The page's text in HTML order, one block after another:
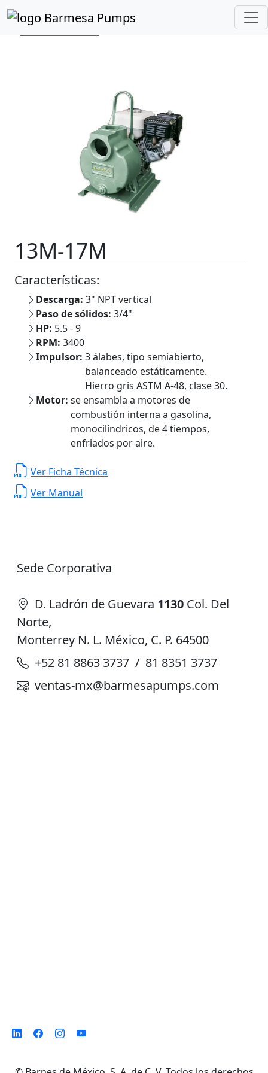
Inicio Catálogo de Productos
Previous
13M-17M
Características:
Descarga: 3" NPT vertical
Paso de sólidos: 3/4"
HP: 5.5 - 9
RPM: 3400
Impulsor: 3 álabes, tipo semiabierto,
balanceado estáticamente.
Hierro gris ASTM A-48, clase 30.
Motor: se ensambla a motores de
combustión interna a gasolina,
monocilíndricos, de 4 tiempos,
enfriados por aire.
Ver Ficha Técnica
Ver Manual
Sede Corporativa
D. Ladrón de Guevara 1130 Col. Del
Norte,
Monterrey N. L. México, C. P. 64500
+52 81 8863 3737 / 81 8351 3737
ventas-mx@barmesapumps.com